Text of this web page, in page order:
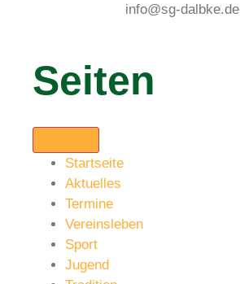
info@sg-dalbke.de
Seiten
Startseite
Aktuelles
Termine
Vereinsleben
Sport
Jugend